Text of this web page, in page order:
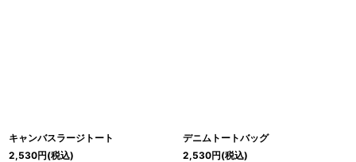
キャンバスラージトート
2,530円(税込)
デニムトートバッグ
2,530円(税込)